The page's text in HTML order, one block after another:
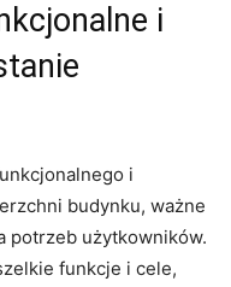
⁤i
i
budynku, ważne
potrzeb ‌użytkowników.
funkcje i cele,